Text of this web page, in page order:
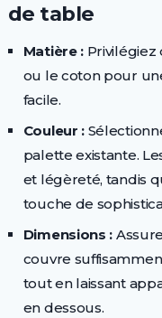
de table
Matière : Privilégiez
ou le coton pour
facile.
Couleur :
palette existante.
et légèreté, tandis
touche de
Dimensions :
couvre
tout en laissant
en dessous.